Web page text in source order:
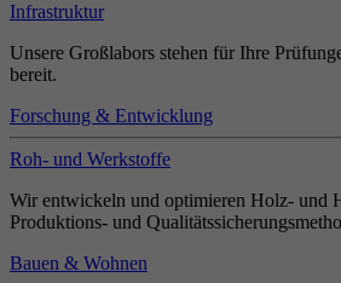
Infrastruktur
Unsere Großlabors stehen für Ihre
bereit.
Forschung & Entwicklung
Roh- und Werkstoffe
Wir entwickeln und optimieren Holz- und
Produktions- und
Bauen & Wohnen